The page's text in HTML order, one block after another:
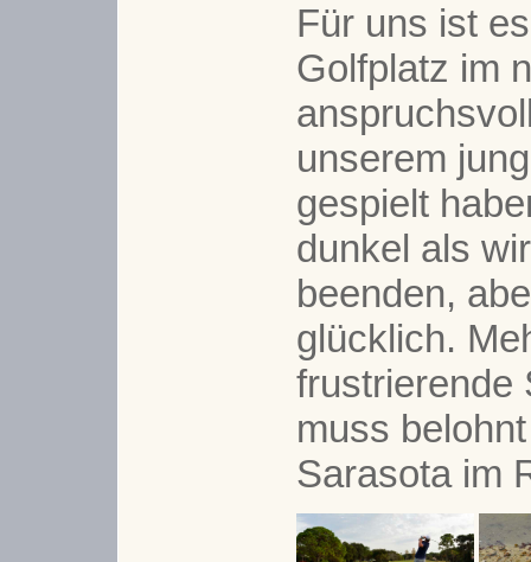
Für uns ist
Golfplatz im
unserem
gespielt
dunkel als
beenden,
glücklich.
frustrierende
muss
Sarasota im